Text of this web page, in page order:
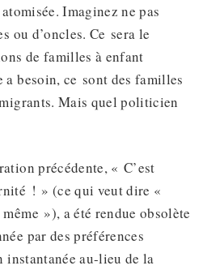
Imaginez ne pas
ou d’oncles. Ce sera le
de familles à enfant
a besoin, ce sont des familles
Mais quel politicien
précédente, « C’est
! » (ce qui veut dire «
»), a été rendue obsolète
par des préférences
instantanée au-lieu de la